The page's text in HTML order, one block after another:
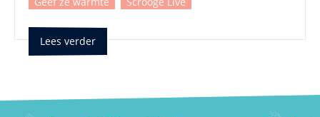
Lees verder